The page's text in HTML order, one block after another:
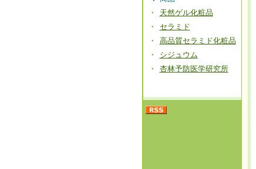
・
天然ゲル化粧品
・
セラミド
・
高品質セラミド化粧品
・
シジュウム
・
杏林予防医学研究所